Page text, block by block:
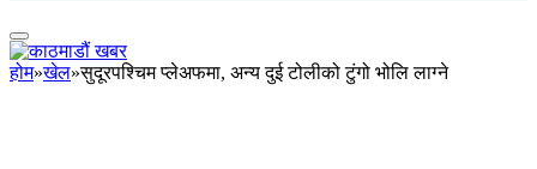
होम»खेल»सुदूरपश्चिम प्लेअफमा, अन्य दुई टोलीको टुंगो भोलि लाग्ने